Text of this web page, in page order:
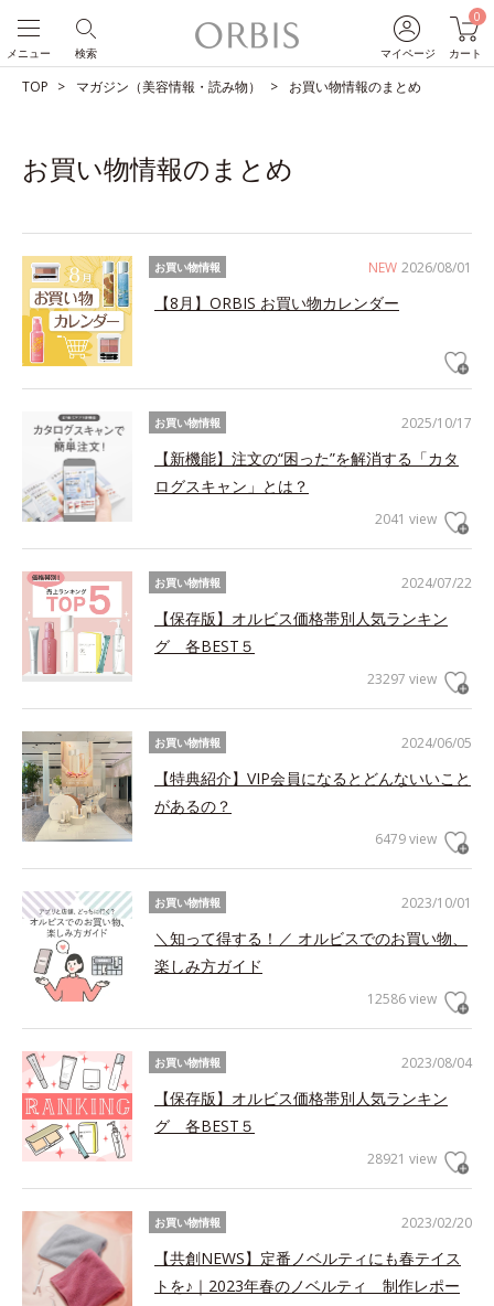
マイページ
0
カート
検索
メニュー
TOP マガジン（美容情報・読み物） お買い物情報のまとめ
お買い物情報のまとめ
NEW 2026/08/01
お買い物情報
【8月】ORBIS お買い物カレンダー
2025/10/17
お買い物情報
【新機能】注文の“困った”を解消する「カタ
ログスキャン」とは？
2041 view
2024/07/22
お買い物情報
【保存版】オルビス価格帯別人気ランキン
グ 各BEST５
23297 view
2024/06/05
お買い物情報
【特典紹介】VIP会員になるとどんないいこと
があるの？
6479 view
2023/10/01
お買い物情報
＼知って得する！／ オルビスでのお買い物、
楽しみ方ガイド
12586 view
2023/08/04
お買い物情報
【保存版】オルビス価格帯別人気ランキン
グ 各BEST５
28921 view
2023/02/20
お買い物情報
【共創NEWS】定番ノベルティにも春テイス
トを♪｜2023年春のノベルティ 制作レポー